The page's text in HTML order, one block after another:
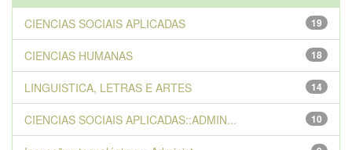
19
CIENCIAS SOCIAIS APLICADAS
18
CIENCIAS HUMANAS
14
LINGUISTICA, LETRAS E ARTES
10
CIENCIAS SOCIAIS APLICADAS::ADMIN...